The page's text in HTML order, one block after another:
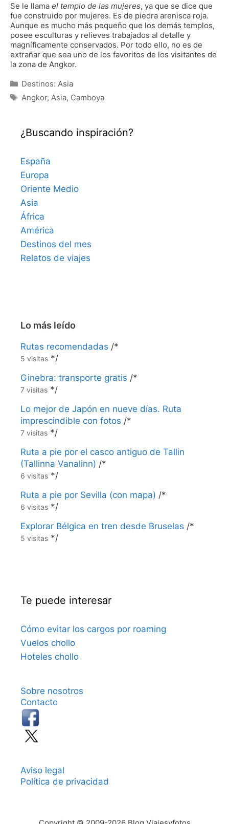
Se le llama el templo de las mujeres, ya que se dice que
fue construido por mujeres. Es de piedra arenisca roja.
Aunque es mucho más pequeño que los demás templos,
posee esculturas y relieves trabajados al detalle y
magníficamente conservados. Por todo ello, no es de
extrañar que sea uno de los favoritos de los visitantes de
la zona de Angkor.
Categorías
Destinos: Asia
Etiquetas
Angkor, Asia, Camboya
¿Buscando inspiración?
España
Europa
Oriente Medio
Asia
África
América
Destinos del mes
Relatos de viajes
Lo más leído
Rutas recomendadas /*
5 visitas */
Ginebra: transporte gratis /*
7 visitas */
Lo mejor de Japón en nueve días. Ruta
imprescindible con fotos /*
7 visitas */
Ruta a pie por el casco antiguo de Tallin
(Tallinna Vanalinn) /*
6 visitas */
Ruta a pie por Sevilla (con mapa) /*
6 visitas */
Explorar Bélgica en tren desde Bruselas /*
5 visitas */
Te puede interesar
Cómo evitar los cargos por roaming
Vuelos chollo
Hoteles chollo
Sobre nosotros
Contacto
Aviso legal
Política de privacidad